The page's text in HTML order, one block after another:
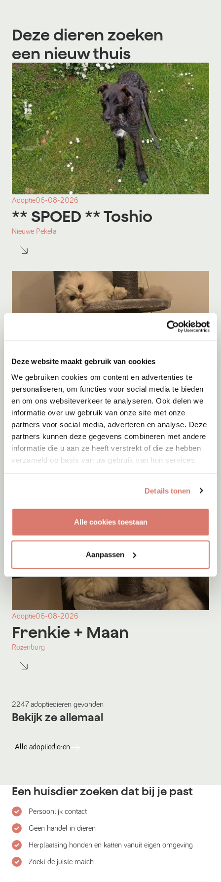
Deze website maakt gebruik van cookies
We gebruiken cookies om content en advertenties te
personaliseren, om functies voor social media te bieden
en om ons websiteverkeer te analyseren. Ook delen we
informatie over uw gebruik van onze site met onze
partners voor social media, adverteren en analyse. Deze
partners kunnen deze gegevens combineren met andere
informatie die u aan ze heeft verstrekt of die ze hebben
verzameld op basis van uw gebruik van hun services.
Details tonen
Alle cookies toestaan
Aanpassen
Deze dieren zoeken
een nieuw thuis
Adoptie06-08-2026
** SPOED ** Toshio
Nieuwe Pekela
Adoptie 06-08-2026
Maan+ Frenkie
Rozenburg
Adoptie06-08-2026
Frenkie + Maan
Rozenburg
2247 adoptiedieren gevonden
Bekijk ze allemaal
Alle adoptiedieren
Een huisdier zoeken dat bij je past
Persoonlijk contact
Geen handel in dieren
Herplaatsing honden en katten vanuit eigen omgeving
Zoekt de juiste match